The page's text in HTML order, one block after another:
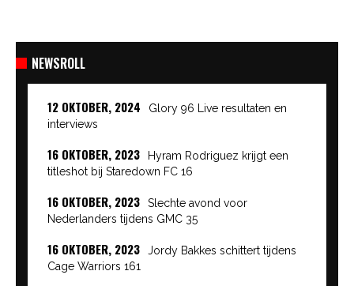
NEWSROLL
12 OKTOBER, 2024
Glory 96 Live resultaten en
interviews
16 OKTOBER, 2023
Hyram Rodriguez krijgt een
titleshot bij Staredown FC 16
16 OKTOBER, 2023
Slechte avond voor
Nederlanders tijdens GMC 35
16 OKTOBER, 2023
Jordy Bakkes schittert tijdens
Cage Warriors 161